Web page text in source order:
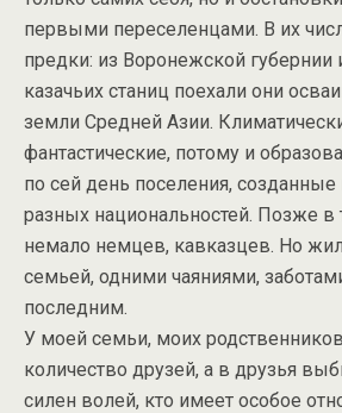
первыми переселенцами. В их
предки: из Воронежской губернии
казачьих станиц поехали они
земли Средней Азии.
фантастические, потому и
по сей день поселения, созданные
разных национальностей. Позже в
немало немцев, кавказцев. Но
семьей, одними чаяниями,
последним.
У моей семьи, моих
количество друзей, а в друзья
силен волей, кто имеет особое